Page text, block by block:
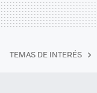
TEMAS DE INTERÉS